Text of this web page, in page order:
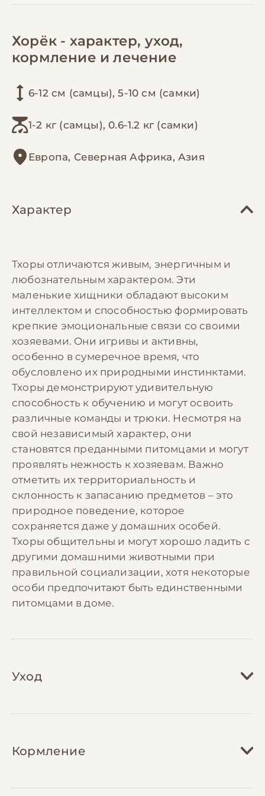
Хорёк - характер, уход,
кормление и лечение
6-12 см (самцы), 5-10 см (самки)
1-2 кг (самцы), 0.6-1.2 кг (самки)
Европа, Северная Африка, Азия
Характер
Тхоры отличаются живым, энергичным и
любознательным характером. Эти
маленькие хищники обладают высоким
интеллектом и способностью формировать
крепкие эмоциональные связи со своими
хозяевами. Они игривы и активны,
особенно в сумеречное время, что
обусловлено их природными инстинктами.
Тхоры демонстрируют удивительную
способность к обучению и могут освоить
различные команды и трюки. Несмотря на
свой независимый характер, они
становятся преданными питомцами и могут
проявлять нежность к хозяевам. Важно
отметить их территориальность и
склонность к запасанию предметов – это
природное поведение, которое
сохраняется даже у домашних особей.
Тхоры общительны и могут хорошо ладить с
другими домашними животными при
правильной социализации, хотя некоторые
особи предпочитают быть единственными
питомцами в доме.
Уход
регулярности. Животному необходимо
просторное многоуровневое жилище с
отдыха. Клетка должна быть оборудована
Кормление